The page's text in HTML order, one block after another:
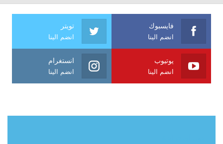
فايسبوك
انضم الينا
تويتر
انضم الينا
يوتيوب
انضم الينا
انستغرام
انضم الينا